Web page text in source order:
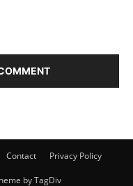
Contact Privacy Policy
by TagDiv